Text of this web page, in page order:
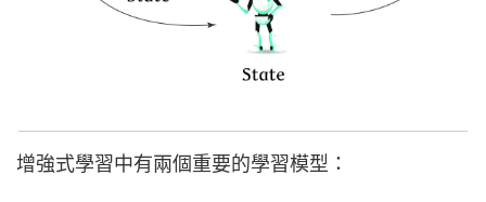
增強式學習中有兩個重要的學習模型：